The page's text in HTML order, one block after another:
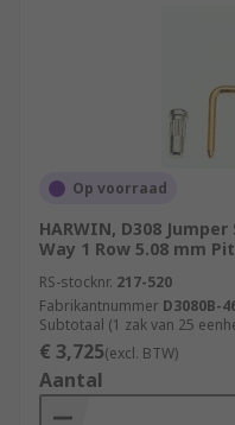
Op voorraad
HARWIN, D308
Way 1 Row 5.08 mm
RS-stocknr. 217-520
Fabrikantnummer D3080B-
Subtotaal (1 zak van 25
€ 3,725(excl. BTW)
Aantal